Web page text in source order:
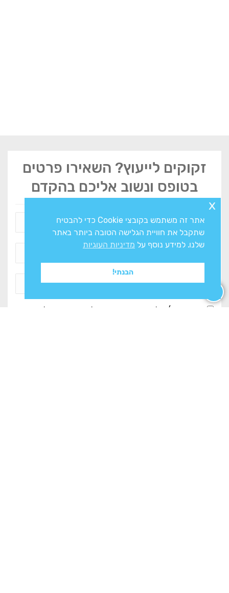
זקוקים לייעוץ? השאירו פרטים
בטופס ונשוב אליכם בהקדם
אני מסכים/ה ל
ולעיבוד המידע ליצירת
אתר זה משתמש בקובצי Cookie כדי להבטיח
שתקבל את חוויית הגלישה הטובה ביותר באתר
שלנו. למידע נוסף על מדיניות העוגיות
הבנתי!
x